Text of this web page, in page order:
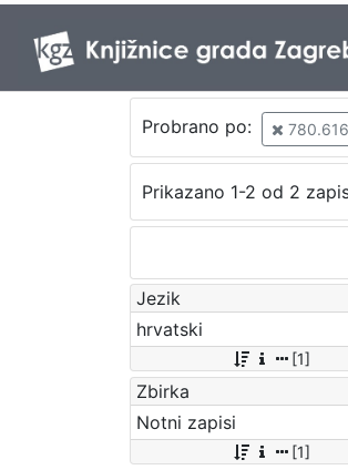
Probrano po:
Prikazano 1-2 od 2
Jezik
hrvatski
[1]
Zbirka
Notni zapisi
[1]